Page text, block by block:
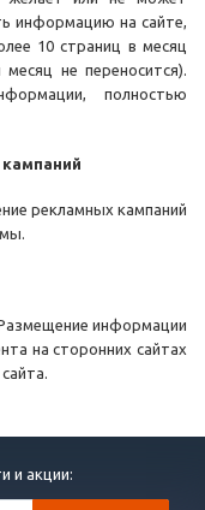
информацию на сайте,
10 страниц в месяц
не переносится).
полностью
рекламных кампаний
информации
на сторонних сайтах
и акции: